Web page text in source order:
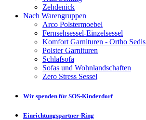
Zehdenick
Nach Warengruppen
Arco Polstermoebel
Fernsehsessel-Einzelsessel
Komfort Garnituren - Ortho Sedis
Polster Garnituren
Schlafsofa
Sofas und Wohnlandschaften
Zero Stress Sessel
Wir spenden für SOS-Kinderdorf
Einrichtungspartner-Ring